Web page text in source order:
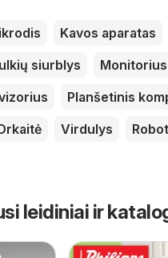
Kavos aparatas
siurblys
Monitorius
Planšetinis
Virdulys
leidiniai ir